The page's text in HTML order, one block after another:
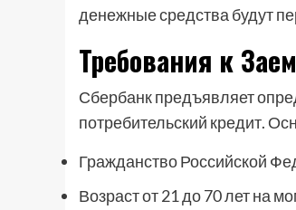
денежные средства будут
Требования к
Сбербанк предъявляет
потребительский кредит.
Гражданство Российской
Возраст от 21 до 70 лет на